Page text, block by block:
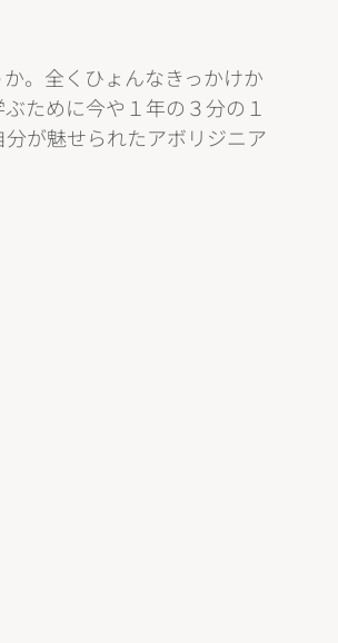
。全くひょんなきっかけか
ために今や１年の３分の１
が魅せられたアボリジニア